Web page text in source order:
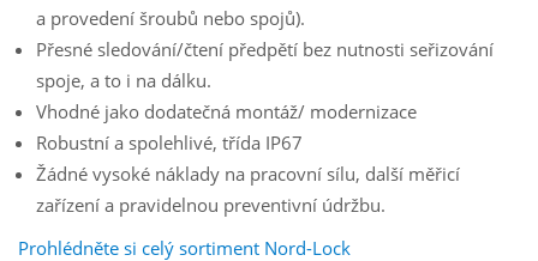
a provedení šroubů nebo spojů).
Přesné sledování/čtení předpětí bez nutnosti seřizování
spoje, a to i na dálku.
Vhodné jako dodatečná montáž/ modernizace
Robustní a spolehlivé, třída IP67
Žádné vysoké náklady na pracovní sílu, další měřicí
zařízení a pravidelnou preventivní údržbu.
Prohlédněte si celý sortiment Nord-Lock